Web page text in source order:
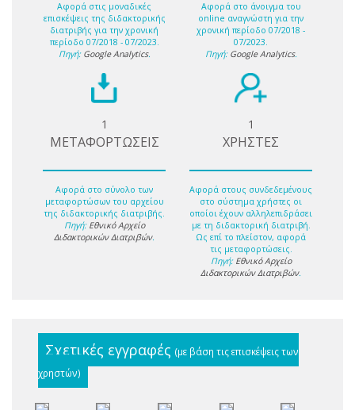
Αφορά στις μοναδικές
επισκέψεις της διδακτορικής
διατριβής για την χρονική
περίοδο 07/2018 - 07/2023.
Πηγή: Google Analytics.
Αφορά στο άνοιγμα του
online αναγνώστη για την
χρονική περίοδο 07/2018 -
07/2023.
Πηγή: Google Analytics.
1
ΜΕΤΑΦΟΡΤΩΣΕΙΣ
Αφορά στο σύνολο των
μεταφορτώσων του αρχείου
της διδακτορικής διατριβής.
Πηγή: Εθνικό Αρχείο
Διδακτορικών Διατριβών.
1
ΧΡΗΣΤΕΣ
Αφορά στους συνδεδεμένους
στο σύστημα χρήστες οι
οποίοι έχουν αλληλεπιδράσει
με τη διδακτορική διατριβή.
Ως επί το πλείστον, αφορά
τις μεταφορτώσεις.
Πηγή: Εθνικό Αρχείο
Διδακτορικών Διατριβών.
Σχετικές εγγραφές (με βάση τις επισκέψεις των
χρηστών)